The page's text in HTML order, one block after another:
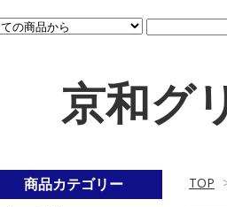
京和グ
TOP
商品カテゴリー